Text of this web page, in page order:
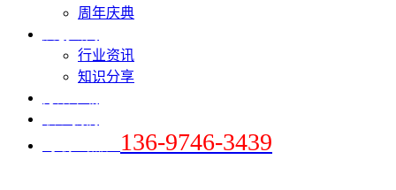
周年庆典
行业资讯
知识分享
136-9746-3439